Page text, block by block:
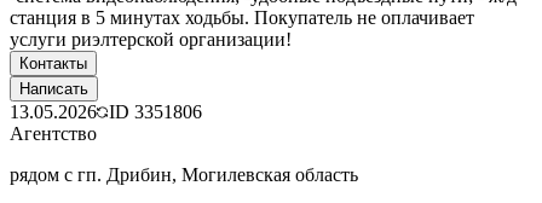
станция в 5 минутах ходьбы. Покупатель не оплачивает
услуги риэлтерской организации!
Контакты
Написать
13.05.2026 ID 3351806
Агентство
рядом с гп. Дрибин, Могилевская область